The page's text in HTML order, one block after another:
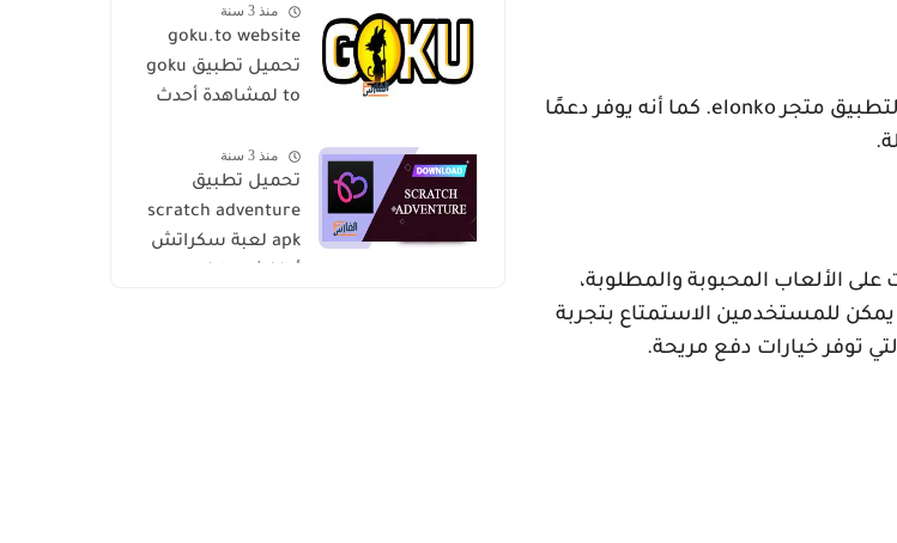
متجرelonko. كما أنه يوفر دعمًا
الألعاب المحبوبة والمطلوبة،
للمستخدمين الاستمتاع بتجربة
توفر خيارات دفع مريحة.
منذ 3 سنة
goku.to website
تحميل تطبيق goku
to لمشاهدة أحدث
الأفلام
منذ 3 سنة
تحميل تطبيق
scratch adventure
apk لعبة سكراتش